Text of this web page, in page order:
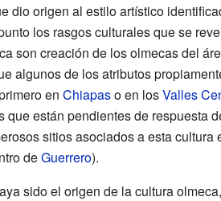
dio origen al estilo artístico
los rasgos culturales que se
son creación de los olmecas del
algunos de los atributos
en Chiapaso en losValles
que están pendientes de respuesta
sitios asociados a esta cultura
deGuerrero).
sido el origen de la cultura